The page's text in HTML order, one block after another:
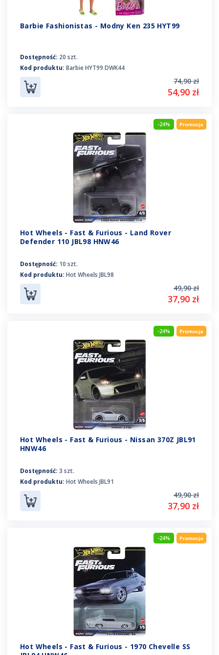
Barbie Fashionistas - Modny Ken 235 HYT99
Dostępność: 20 szt.
Kod produktu: Barbie HYT99 DWK44
74,90 zł
54,90 zł
-24%
Hot Wheels - Fast & Furious - Land Rover
Defender 110 JBL98 HNW46
Dostępność: 10 szt.
Kod produktu: Hot Wheels JBL98
49,90 zł
37,90 zł
-24%
Hot Wheels - Fast & Furious - Nissan 370Z JBL91
HNW46
Dostępność: 3 szt.
Kod produktu: Hot Wheels JBL91
49,90 zł
37,90 zł
-24%
Hot Wheels - Fast & Furious - 1970 Chevelle SS